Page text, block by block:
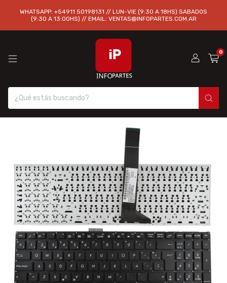
WHATSAPP: +54911 50198131 // LUN-VIE (9:30 A 18HS) SABADOS
(9:30 A 13:00HS) // EMAIL: VENTAS@INFOPARTES.COM.AR
0